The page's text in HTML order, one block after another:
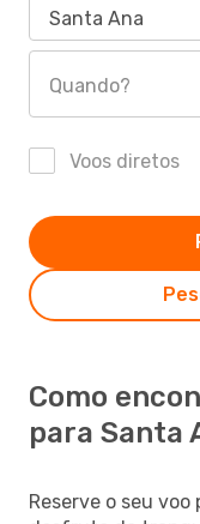
Santa Ana
Quando?
Voos diretos
Como
para Santa
Reserve o seu voo